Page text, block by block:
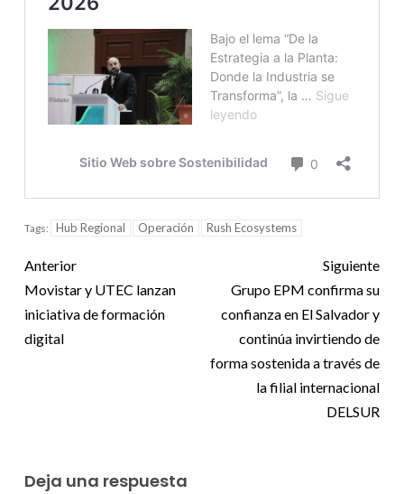
Tags: Hub Regional Operación Rush Ecosystems
Anterior
Movistar y UTEC lanzan
iniciativa de formación
digital
Siguiente
Grupo EPM confirma su
confianza en El Salvador y
continúa invirtiendo de
forma sostenida a través de
la filial internacional
DELSUR
Deja una respuesta